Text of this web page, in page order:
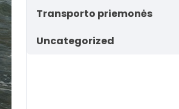
Transporto priemonės
Uncategorized